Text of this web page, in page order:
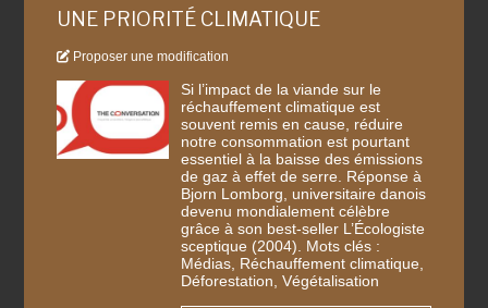
UNE PRIORITÉ CLIMATIQUE
Proposer une modification
Si l’impact de la viande sur le
réchauffement climatique est
souvent remis en cause, réduire
notre consommation est pourtant
essentiel à la baisse des émissions
de gaz à effet de serre. Réponse à
Bjorn Lomborg, universitaire danois
devenu mondialement célèbre
grâce à son best-seller L’Écologiste
sceptique (2004). Mots clés :
Médias, Réchauffement climatique,
Déforestation, Végétalisation